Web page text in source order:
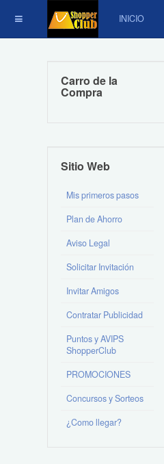
INICIO
Carro de la
Compra
Sitio Web
Mis primeros pasos
Plan de Ahorro
Aviso Legal
Solicitar Invitación
Invitar Amigos
Contratar Publicidad
Puntos y AVIPS
ShopperClub
PROMOCIONES
Concursos y Sorteos
¿Como llegar?